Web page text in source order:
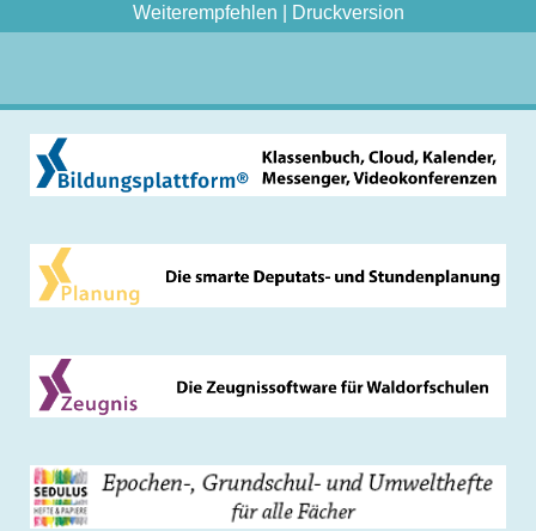
Weiterempfehlen Druckversion